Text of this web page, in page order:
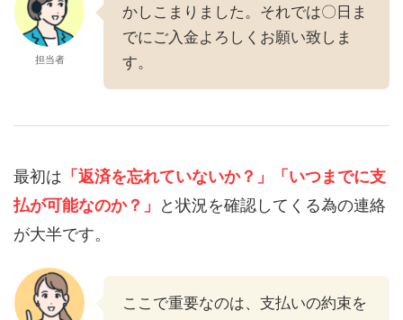
担当者
かしこまりました。それでは〇日ま
でにご入金よろしくお願い致しま
す。
最初は 「返済を忘れていないか？」
「いつまでに支
払が可能なのか？」
と状況を確認してくる為の連絡
が大半です。
ここで重要なのは、支払いの約束を